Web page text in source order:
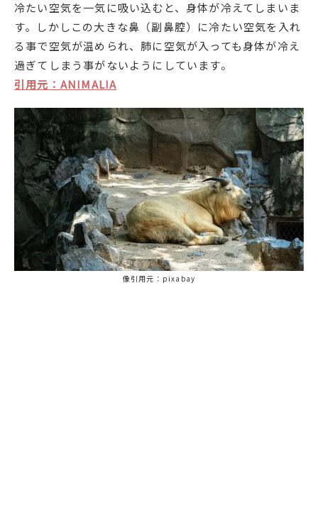
冷たい空気を一気に吸い込むと、身体が冷えてしまいま
す。しかしこの大きな鼻（副鼻腔）に冷たい空気を入れ
る事で空気が温められ、肺に空気が入っても身体が冷え
過ぎてしまう事がないようにしています。
引用元：ANIMALIA
像引用元：pixabay